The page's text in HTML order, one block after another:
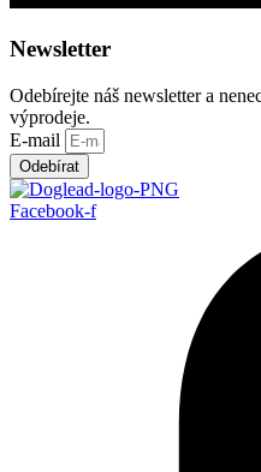
Newsletter
Odebírejte náš newsletter a
výprodeje.
E-mail
Odebírat
Facebook-f